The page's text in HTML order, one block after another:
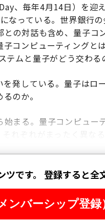
、毎年4月14日）を迎
なっている。世界銀行
の対話も含め、量子コ
コンピューティングと
ムと量子がどう交わる
発している。量子はロ
のか。
まる。量子コンピュー